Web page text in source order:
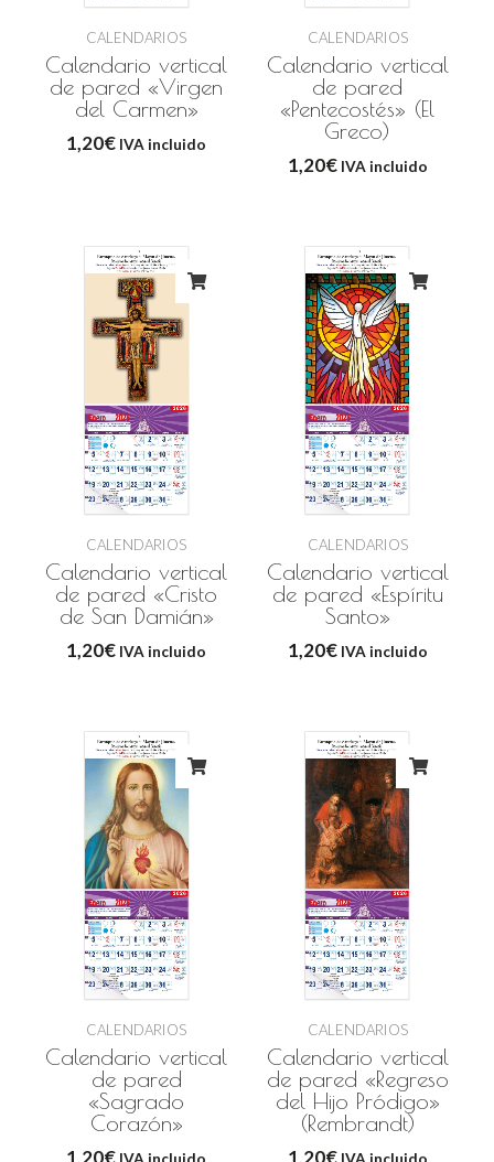
CALENDARIOS
Calendario vertical
de pared «Virgen
del Carmen»
1,20€ IVA incluido
CALENDARIOS
Calendario vertical
de pared
«Pentecostés» (El
Greco)
1,20€ IVA incluido
CALENDARIOS
Calendario vertical
de pared «Cristo
de San Damián»
1,20€ IVA incluido
CALENDARIOS
Calendario vertical
de pared «Espíritu
Santo»
1,20€ IVA incluido
CALENDARIOS
Calendario vertical
de pared
«Sagrado
Corazón»
1,20€
CALENDARIOS
Calendario vertical
de pared «Regreso
del Hijo Pródigo»
(Rembrandt)
1,20€